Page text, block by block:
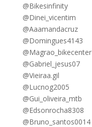
@Bikesinfinity
@Dinei_vicentim
@Aaamandacruz
@Domingues4143
@Magrao_bikecenter
@Gabriel_jesus07
@Vieiraa.gil
@Lucnog2005
@Gui_oliveira_mtb
@Edsonrocha8308
@Bruno_santos0014